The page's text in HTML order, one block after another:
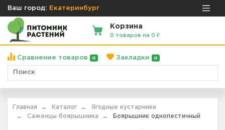
Ваш город: Екатеринбург
Корзина
0 товаров на 0 ₽
Сравнение товаров 0 Закладки 0
Главная Каталог
Ягодные кустарники
Саженцы боярышника
Боярышник однопестичный